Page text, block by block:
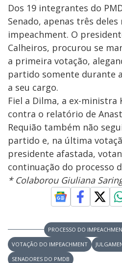
Dos 19 integrantes do
Senado, apenas três
impeachment. O
Calheiros, procurou se
a primeira votação,
partido somente durante
a seu cargo.
Fiel a Dilma, a ex-ministra
contra o relatório de
Requião também não
partido e, na última
presidente afastada,
continuação do processo
* Colaborou Giuliana
PROCESSO DO
VOTAÇÃO DO IMPEACHMENT
SENADORES DO PMDB